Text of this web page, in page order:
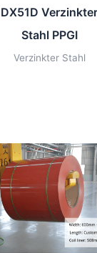
DX51D Verzinkter
Stahl PPGI
Verzinkter Stahl